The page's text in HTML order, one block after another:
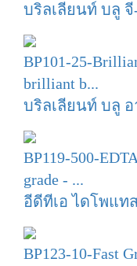
บริลเลียนท์ บลู จี
BP101-25-
brilliant b...
บริลเลียนท์ บลู อ
BP119-500-
grade - ...
อีดีทีเอ ไดโพแท
BP123-10-Fast